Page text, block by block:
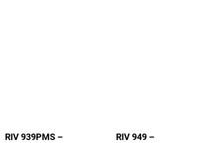
RIV 939PMS –
RIV 949 –